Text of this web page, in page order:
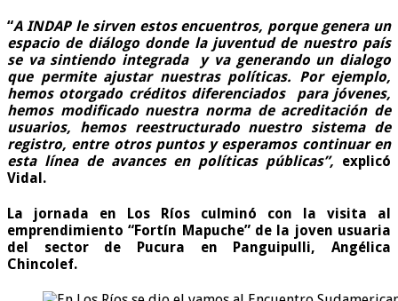
“A INDAP le sirven estos encuentros, porque genera un
espacio de diálogo donde la juventud de nuestro país
se va sintiendo integrada y va generando un dialogo
que permite ajustar nuestras políticas. Por ejemplo,
hemos otorgado créditos diferenciados para jóvenes,
hemos modificado nuestra norma de acreditación de
usuarios, hemos reestructurado nuestro sistema de
registro, entre otros puntos y esperamos continuar en
esta línea de avances en políticas públicas”, explicó
Vidal.
La jornada en Los Ríos culminó con la visita al
emprendimiento “Fortín Mapuche” de la joven usuaria
del sector de Pucura en Panguipulli, Angélica
Chincolef.